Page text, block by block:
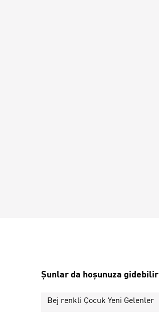
Şunlar da hoşunuza gidebilir
Bej renkli Çocuk Yeni Gelenler